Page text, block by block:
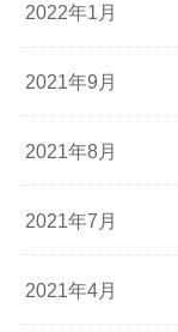
2022年1月
2021年9月
2021年8月
2021年7月
2021年4月